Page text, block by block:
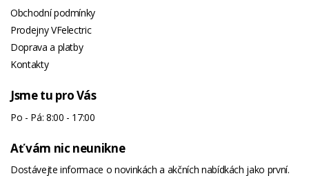
Obchodní podmínky
Prodejny VFelectric
Doprava a platby
Kontakty
Jsme tu pro Vás
Po - Pá: 8:00 - 17:00
Ať vám nic neunikne
Dostávejte informace o novinkách a akčních nabídkách jako první.